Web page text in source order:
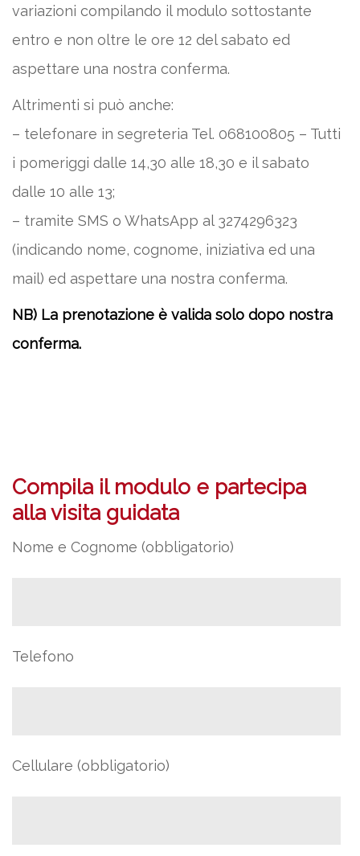
variazioni compilando il modulo sottostante
entro e non oltre le ore 12 del sabato ed
aspettare una nostra conferma.
Altrimenti si può anche:
– telefonare in segreteria Tel. 068100805 – Tutti
i pomeriggi dalle 14,30 alle 18,30 e il sabato
dalle 10 alle 13;
– tramite SMS o WhatsApp al 3274296323
(indicando nome, cognome, iniziativa ed una
mail) ed aspettare una nostra conferma.
NB) La prenotazione è valida solo dopo nostra
conferma.
Compila il modulo e partecipa
alla visita guidata
Nome e Cognome (obbligatorio)
Telefono
Cellulare (obbligatorio)